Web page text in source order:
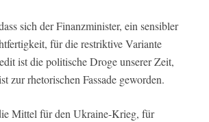
sich der Finanzminister, ein sensibler
für die restriktive Variante
ist die politische Droge unserer Zeit,
zur rhetorischen Fassade geworden.
Mittel für den Ukraine-Krieg, für